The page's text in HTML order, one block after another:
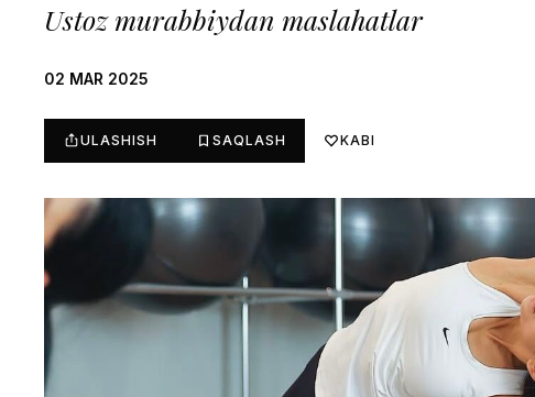
Ustoz murabbiydan maslahatlar
02 MAR 2025
ULASHISH SAQLASH KABI